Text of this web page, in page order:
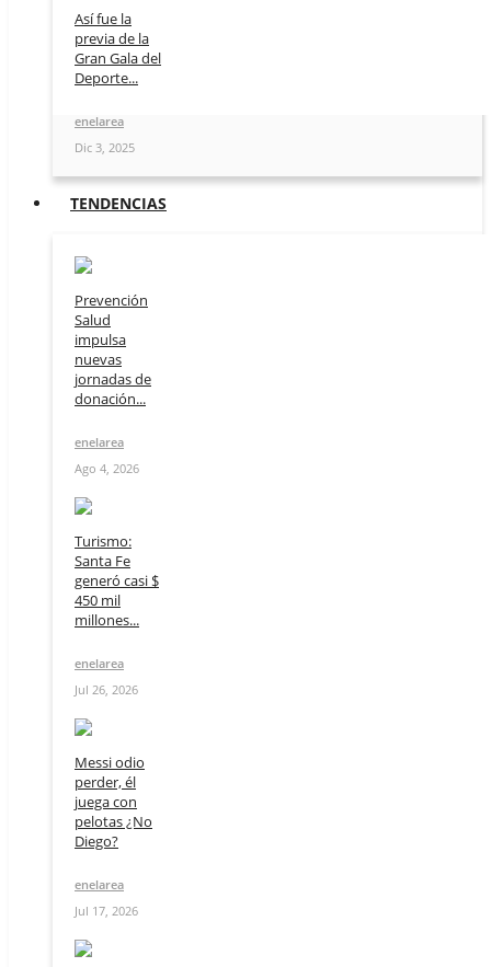
Así fue la
previa de la
Gran Gala del
Deporte...
enelarea
Dic 3, 2025
TENDENCIAS
Prevención
Salud
impulsa
nuevas
jornadas de
donación...
enelarea
Ago 4, 2026
Turismo:
Santa Fe
generó casi $
450 mil
millones...
enelarea
Jul 26, 2026
Messi odio
perder, él
juega con
pelotas ¿No
Diego?
enelarea
Jul 17, 2026